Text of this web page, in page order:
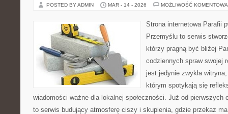
POSTED BY ADMIN MAR - 14 - 2026 MOŻLIWOŚĆ
Strona internetowa Parafii
Przemyślu to serwis
którzy pragną być bliżej
codziennych spraw swojej
jest jedynie zwykła
którym spotykają się
wiadomości ważne dla lokalnej społeczności. Już od pierwszych
to serwis budujący atmosferę ciszy i skupienia, gdzie przekaz